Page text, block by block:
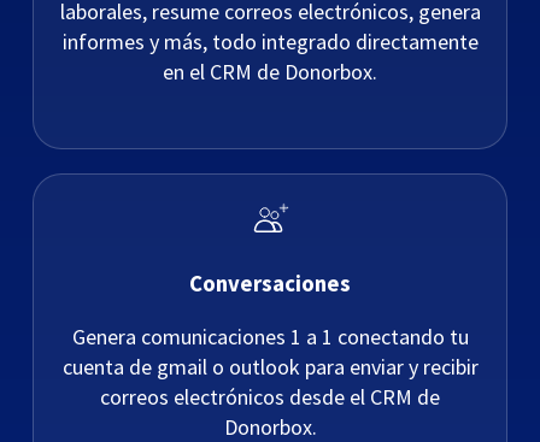
laborales, resume correos electrónicos, genera
informes y más, todo integrado directamente
en el CRM de Donorbox.
Conversaciones
Genera comunicaciones 1 a 1 conectando tu
cuenta de gmail o outlook para enviar y recibir
correos electrónicos desde el CRM de
Donorbox.